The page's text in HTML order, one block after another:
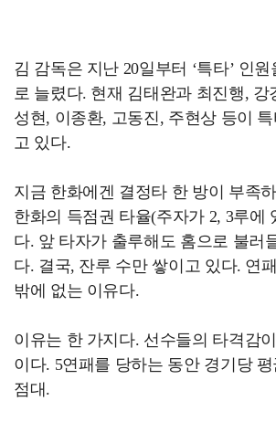
김 감독은 지난 20일부터 ‘특타’ 인
로 늘렸다. 현재 김태완과 최진행, 강
성현, 이종환, 고동진, 주현상 등이
고 있다.
지금 한화에겐 결정타 한 방이 부족
한화의 득점권 타율(주자가 2, 3루에
다. 앞 타자가 출루해도 홈으로 불러
다. 결국, 잔루 수만 쌓이고 있다. 연
밖에 없는 이유다.
이유는 한 가지다. 선수들의 타격감
이다. 5연패를 당하는 동안 경기당
점대.